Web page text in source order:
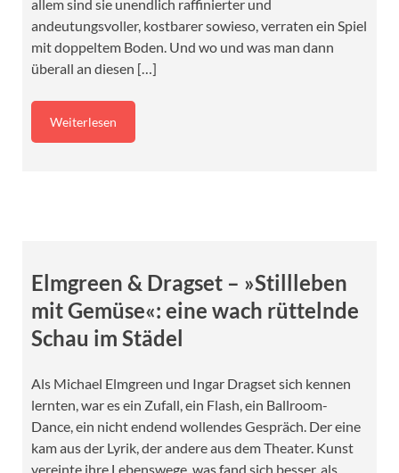
allem sind sie unendlich raffinierter und
andeutungsvoller, kostbarer sowieso, verraten ein Spiel
mit doppeltem Boden. Und wo und was man dann
überall an diesen […]
Weiterlesen
Elmgreen & Dragset – »Stillleben
mit Gemüse«: eine wach rüttelnde
Schau im Städel
Als Michael Elmgreen und Ingar Dragset sich kennen
lernten, war es ein Zufall, ein Flash, ein Ballroom-
Dance, ein nicht endend wollendes Gespräch. Der eine
kam aus der Lyrik, der andere aus dem Theater. Kunst
vereinte ihre Lebenswege, was fand sich besser, als